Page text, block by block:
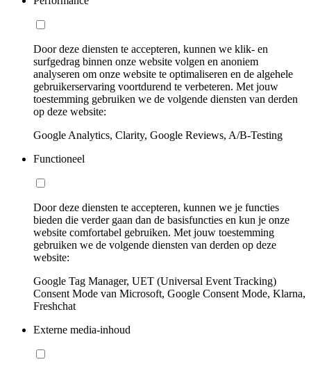
Door deze diensten te accepteren, kunnen we klik- en
surfgedrag binnen onze website volgen en anoniem
analyseren om onze website te optimaliseren en de algehele
gebruikerservaring voortdurend te verbeteren. Met jouw
toestemming gebruiken we de volgende diensten van derden
op deze website:
Google Analytics, Clarity, Google Reviews, A/B-Testing
Functioneel
Door deze diensten te accepteren, kunnen we je functies
bieden die verder gaan dan de basisfuncties en kun je onze
website comfortabel gebruiken. Met jouw toestemming
gebruiken we de volgende diensten van derden op deze
website:
Google Tag Manager, UET (Universal Event Tracking)
Consent Mode van Microsoft, Google Consent Mode, Klarna,
Freshchat
Externe media-inhoud